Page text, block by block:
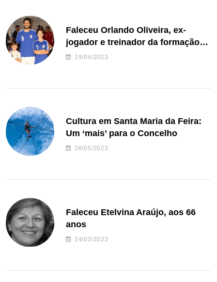
Faleceu Orlando Oliveira, ex-
jogador e treinador da formação
de andebol do Feirense
19/04/2023
Cultura em Santa Maria da Feira:
Um ‘mais’ para o Concelho
26/05/2023
Faleceu Etelvina Araújo, aos 66
anos
24/03/2023